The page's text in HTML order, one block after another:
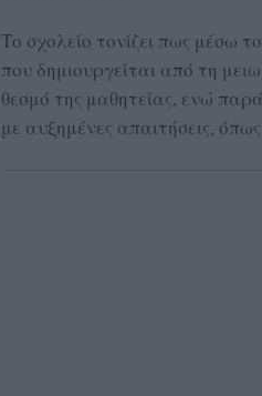
Το σχολείο τονίζει πως μέσω
που δημιουργείται από τη
θεσμό της μαθητείας, ενώ
με αυξημένες απαιτήσεις,